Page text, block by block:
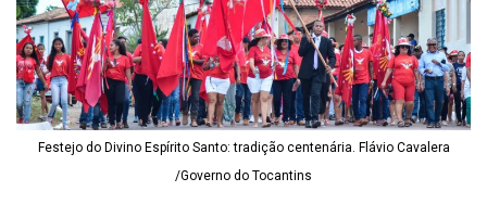
Festejo do Divino Espírito Santo: tradição centenária. Flávio Cavalera
/Governo do Tocantins